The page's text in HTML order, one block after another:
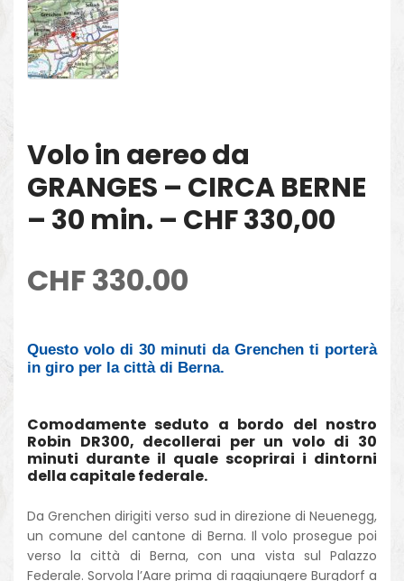
Volo in aereo da
GRANGES – CIRCA BERNE
– 30 min. – CHF 330,00
CHF330.00
Questo volo di 30 minuti da Grenchen ti porterà
in giro per la città di Berna.
Comodamente seduto a bordo del nostro
Robin DR300, decollerai per un volo di 30
minuti durante il quale scoprirai i dintorni
della capitale federale.
Da Grenchen dirigiti verso sud in direzione di Neuenegg,
un comune del cantone di Berna. Il volo prosegue poi
verso la città di Berna, con una vista sul Palazzo
Federale. Sorvola l’Aare prima di raggiungere Burgdorf a